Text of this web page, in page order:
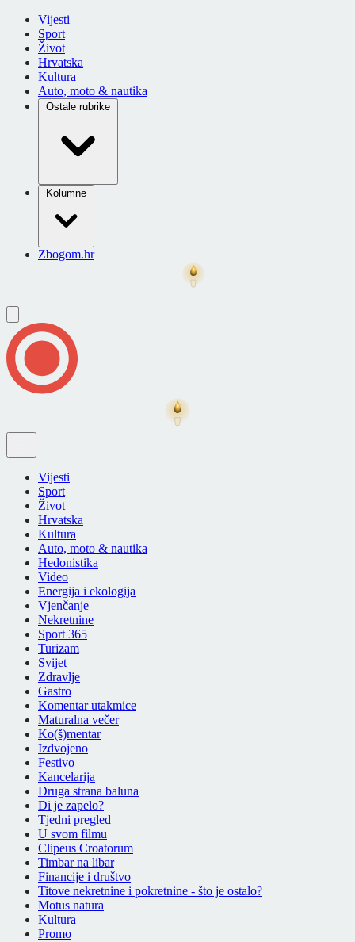
Vijesti
Sport
Život
Hrvatska
Kultura
Auto, moto & nautika
Ostale rubrike
Kolumne
Zbogom.hr
Vijesti
Sport
Život
Hrvatska
Kultura
Auto, moto & nautika
Hedonistika
Video
Energija i ekologija
Vjenčanje
Nekretnine
Sport 365
Turizam
Svijet
Zdravlje
Gastro
Komentar utakmice
Maturalna večer
Ko(š)mentar
Izdvojeno
Festivo
Kancelarija
Druga strana baluna
Di je zapelo?
Tjedni pregled
U svom filmu
Clipeus Croatorum
Timbar na libar
Financije i društvo
Titove nekretnine i pokretnine - što je ostalo?
Motus natura
Kultura
Promo